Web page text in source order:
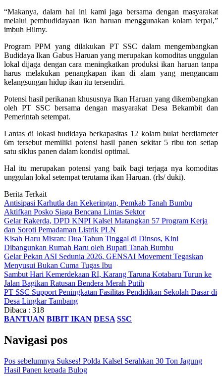
“Makanya, dalam hal ini kami jaga bersama dengan masyarakat
melalui pembudidayaan ikan haruan menggunakan kolam terpal,”
imbuh Hilmy.
Program PPM yang dilakukan PT SSC dalam mengembangkan
Budidaya Ikan Gabus Haruan yang merupakan komoditas unggulan
lokal dijaga dengan cara meningkatkan produksi ikan haruan tanpa
harus melakukan penangkapan ikan di alam yang mengancam
kelangsungan hidup ikan itu tersendiri.
Potensi hasil perikanan khususnya Ikan Haruan yang dikembangkan
oleh PT SSC bersama dengan masyarakat Desa Bekambit dan
Pemerintah setempat.
Lantas di lokasi budidaya berkapasitas 12 kolam bulat berdiameter
6m tersebut memiliki potensi hasil panen sekitar 5 ribu ton setiap
satu siklus panen dalam kondisi optimal.
Hal itu merupakan potensi yang baik bagi terjaga nya komoditas
unggulan lokal setempat terutama ikan Haruan. (rls/ duki).
Berita Terkait
Antisipasi Karhutla dan Kekeringan, Pemkab Tanah Bumbu
Aktifkan Posko Siaga Bencana Lintas Sektor
Gelar Rakerda, DPD KNPI Kalsel Matangkan 57 Program Kerja
dan Soroti Pemadaman Listrik PLN
Kisah Haru Misran: Dua Tahun Tinggal di Dinsos, Kini
Dibangunkan Rumah Baru oleh Bupati Tanah Bumbu
Gelar Pekan ASI Sedunia 2026, GENSAI Movement Tegaskan
Menyusui Bukan Cuma Tugas Ibu
Sambut Hari Kemerdekaan RI, Karang Taruna Kotabaru Turun ke
Jalan Bagikan Ratusan Bendera Merah Putih
PT SSC Support Peningkatan Fasilitas Pendidikan Sekolah Dasar di
Desa Lingkar Tambang
Dibaca : 318
BANTUAN BIBIT IKAN DESA SSC
Navigasi pos
Pos sebelumnya Sukses! Polda Kalsel Serahkan 30 Ton Jagung
Hasil Panen kepada Bulog